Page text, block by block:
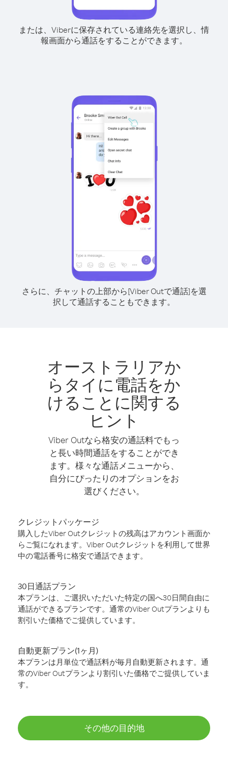
または、Viberに保存されている連絡先を選択し、情
報画面から通話をすることができます。
さらに、チャットの上部から[Viber Outで通話]を選
択して通話することもできます。
オーストラリアか
らタイに電話をか
けることに関する
ヒント
Viber Outなら格安の通話料でもっ
と長い時間通話をすることができ
ます。様々な通話メニューから、
自分にぴったりのオプションをお
選びください。
クレジットパッケージ
購入したViber Outクレジットの残高はアカウント画面か
らご覧になれます。Viber Outクレジットを利用して世界
中の電話番号に格安で通話できます。
30日通話プラン
本プランは、ご選択いただいた特定の国へ30日間自由に
通話ができるプランです。通常のViber Outプランよりも
割引いた価格でご提供しています。
自動更新プラン(1ヶ月)
本プランは月単位で通話料が毎月自動更新されます。通
常のViber Outプランより割引いた価格でご提供していま
す。
その他の目的地